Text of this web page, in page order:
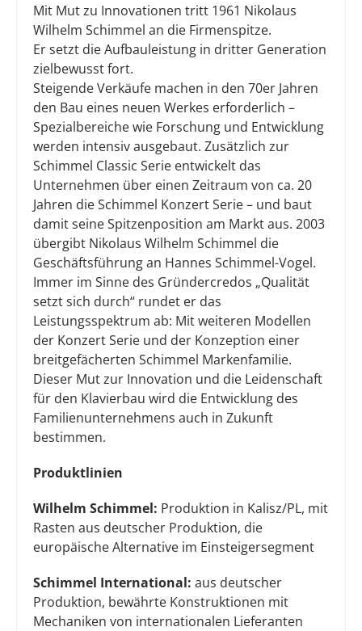
Mit Mut zu Innovationen tritt 1961 Nikolaus
Wilhelm Schimmel an die Firmenspitze.
Er setzt die Aufbauleistung in dritter Generation
zielbewusst fort.
Steigende Verkäufe machen in den 70er Jahren
den Bau eines neuen Werkes erforderlich –
Spezialbereiche wie Forschung und Entwicklung
werden intensiv ausgebaut. Zusätzlich zur
Schimmel Classic Serie entwickelt das
Unternehmen über einen Zeitraum von ca. 20
Jahren die Schimmel Konzert Serie – und baut
damit seine Spitzenposition am Markt aus. 2003
übergibt Nikolaus Wilhelm Schimmel die
Geschäftsführung an Hannes Schimmel-Vogel.
Immer im Sinne des Gründercredos „Qualität
setzt sich durch“ rundet er das
Leistungsspektrum ab: Mit weiteren Modellen
der Konzert Serie und der Konzeption einer
breitgefächerten Schimmel Markenfamilie.
Dieser Mut zur Innovation und die Leidenschaft
für den Klavierbau wird die Entwicklung des
Familienunternehmens auch in Zukunft
bestimmen.
Produktlinien
Wilhelm Schimmel: Produktion in Kalisz/PL, mit
Rasten aus deutscher Produktion, die
europäische Alternative im Einsteigersegment
Schimmel International: aus deutscher
Produktion, bewährte Konstruktionen mit
Mechaniken von internationalen Lieferanten